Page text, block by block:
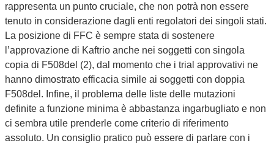
rappresenta un punto cruciale, che non potrà non essere
tenuto in considerazione dagli enti regolatori dei singoli stati.
La posizione di FFC è sempre stata di sostenere
l’approvazione di Kaftrio anche nei soggetti con singola
copia di F508del (2), dal momento che i trial approvativi ne
hanno dimostrato efficacia simile ai soggetti con doppia
F508del. Infine, il problema delle liste delle mutazioni
definite a funzione minima è abbastanza ingarbugliato e non
ci sembra utile prenderle come criterio di riferimento
assoluto. Un consiglio pratico può essere di parlare con i